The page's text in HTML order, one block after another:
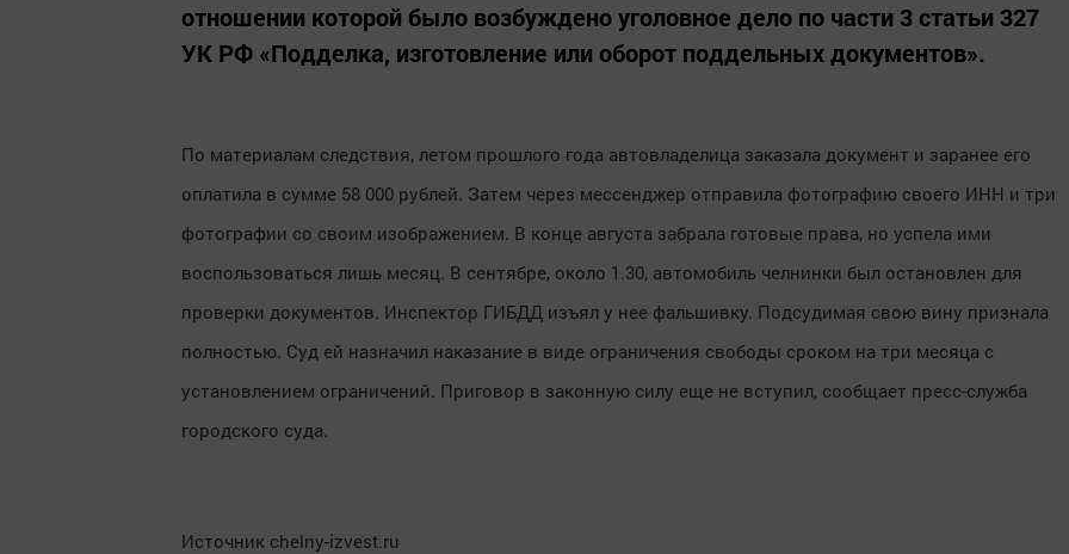
отношении которой было возбуждено уголовное дело по части 3 статьи 327
УК РФ «Подделка, изготовление или оборот поддельных документов».
По материалам следствия, летом прошлого года автовладелица заказала документ и заранее его
оплатила в сумме 58 000 рублей. Затем через мессенджер отправила фотографию своего ИНН и три
фотографии со своим изображением. В конце августа забрала готовые права, но успела ими
воспользоваться лишь месяц. В сентябре, около 1.30, автомобиль челнинки был остановлен для
проверки документов. Инспектор ГИБДД изъял у нее фальшивку. Подсудимая свою вину признала
полностью. Суд ей назначил наказание в виде ограничения свободы сроком на три месяца с
установлением ограничений. Приговор в законную силу еще не вступил, сообщает пресс-служба
городского суда.
Источник chelny-izvest.ru